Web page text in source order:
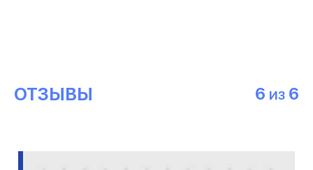
ОТЗЫВЫ 6 ИЗ 6